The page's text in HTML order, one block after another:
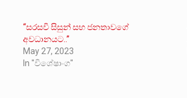
“සරසවි සිසුන් සහ ජනතාවගේ
අවධානයට..”
May 27, 2023
In "විශේෂාංග"